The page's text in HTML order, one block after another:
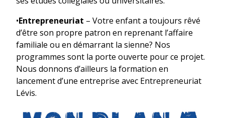
•Entrepreneuriat – Votre enfant a toujours rêvé
d’être son propre patron en reprenant l’affaire
familiale ou en démarrant la sienne? Nos
programmes sont la porte ouverte pour ce projet.
Nous donnons d’ailleurs la formation en
lancement d’une entreprise avec Entrepreneuriat
Lévis.